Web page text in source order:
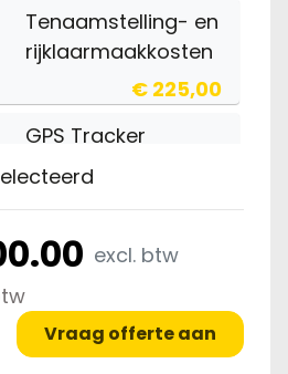
Tenaamstelling- en
rijklaarmaakkosten
€ 225,00
GPS Tracker
€10,- p maand.
€ 225,00
Slot tasmodel
€ 35,00
excl. btw
Vraag offerte aan